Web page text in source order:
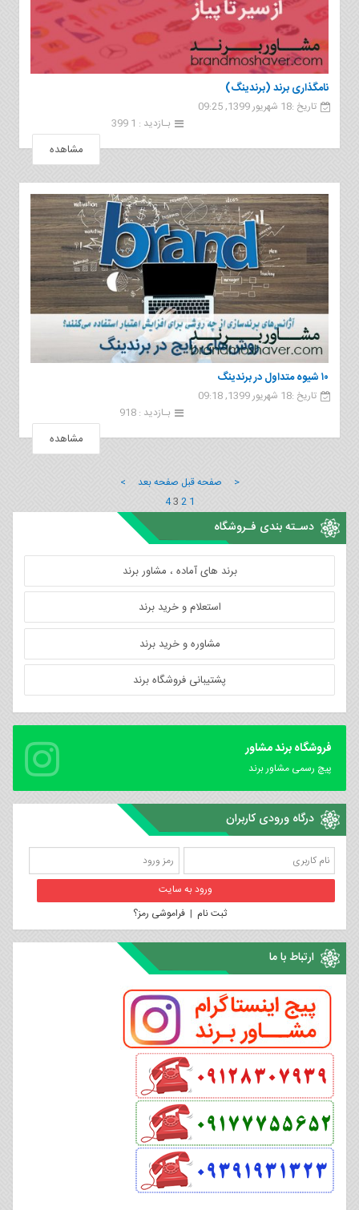
نامگذاری برند (برندینگ)
تاریخ :18 شهریور 1399, 09:25
بـازدید : 1 399
مشاهده
۱۰ شیوه متداول در برندینگ
تاریخ :18 شهریور 1399, 09:18
بـازدید : 918
مشاهده
< صفحه قبل صفحه بعد >
1
2
3
4
دسـته بندی فـروشگاه
برند های آماده ، مشاور برند
استعلام و خرید برند
مشاوره و خرید برند
پشتیبانی فروشگاه برند
فروشگاه برند مشاور
پیچ رسمی مشاور برند
درگاه ورودی کاربران
ثبت نام |فراموشی رمز؟
ارتباط با ما